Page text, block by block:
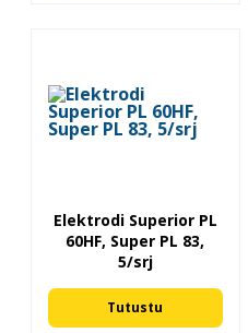
Elektrodi Superior PL
60HF, Super PL 83,
5/srj
Tutustu